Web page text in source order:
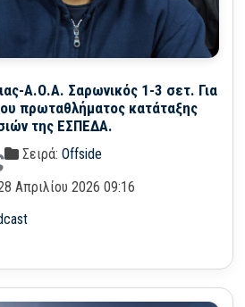
Α.Ο.Α. Σαρωνικός 1-3 σετ. Για
πρωταθλήματος κατάταξης
της ΕΣΠΕΔΑ.
Σειρά:Offside
Απριλίου 2026 09:16